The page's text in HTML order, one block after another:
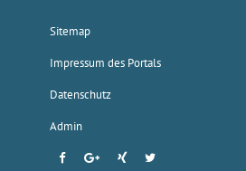
Sitemap
Impressum des Portals
Datenschutz
Admin